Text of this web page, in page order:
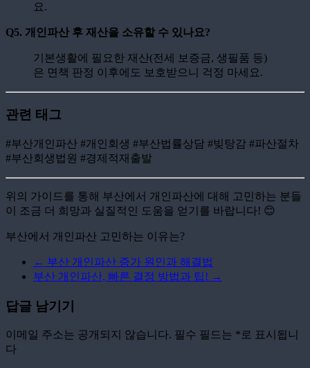
요.
Q5. 개인파산 후 재산을 소유할 수 있나요?
기본생활에 필요한 재산(전세 보증금, 생필품 등)
은 면책 판정 이후에도 보호받으니 걱정 마세요.
관련 태그
#부산개인파산 #개인회생 #부산법률상담 #빚탕감 #파산절차
#부산회생법원 #경제적재출발
위의 가이드를 통해 부산에서 개인파산에 대해 고민하는 분들
이 조금 더 희망과 실질적인 도움을 얻기를 바랍니다! 😊
부산에서 개인파산 고민하는 이유는?
← 부산 개인파산 증가 원인과 해결법
부산 개인파산, 빠른 결정 방법과 팁! →
답글 남기기
이메일 주소는 공개되지 않습니다. 필수 필드는 * 로 표시됩니
다